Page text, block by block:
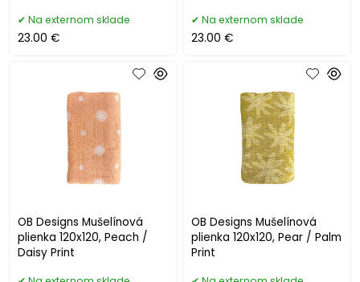
Na externom sklade
23.00 €
Na externom sklade
23.00 €
OB Designs Mušelínová
plienka 120x120, Peach /
Daisy Print
OB Designs Mušelínová
plienka 120x120, Pear / Palm
Print